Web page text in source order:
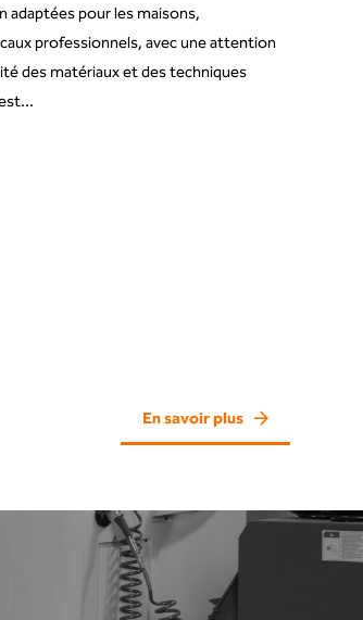
pour les maisons,
professionnels, avec une attention
des matériaux et des techniques
En savoir plus